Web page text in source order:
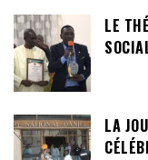
LE
LA